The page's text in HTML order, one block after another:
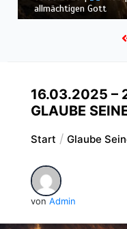
Schöpfung
16.03.2025 –
GLAUBE
Start Glaube
von Admin